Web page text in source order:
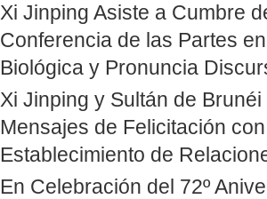
Xi Jinping Asiste a Cumbre
Conferencia de las Partes
Biológica y Pronuncia
Xi Jinping y Sultán de
Mensajes de Felicitación
Establecimiento de
En Celebración del 72º